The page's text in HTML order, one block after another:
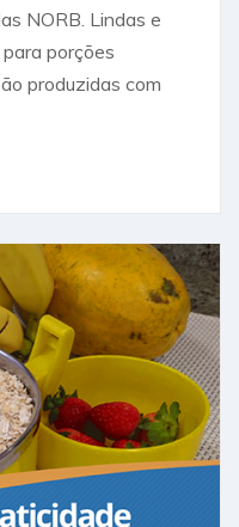
NORB. Lindas e
porções
produzidas com